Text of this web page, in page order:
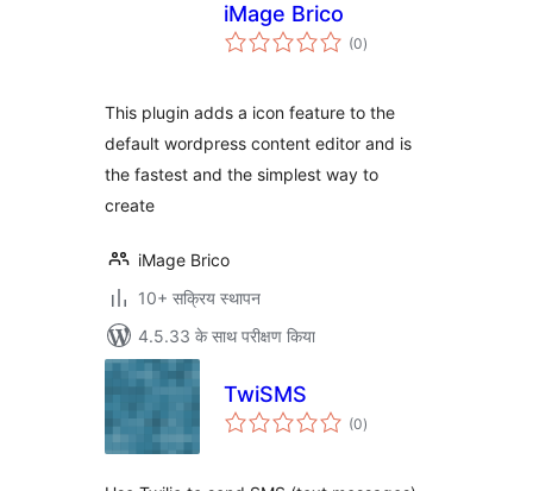
iMage Brico
(0कुल
दर)
This plugin adds a icon feature to the
default wordpress content editor and is
the fastest and the simplest way to
create
iMage Brico
10+ सक्रिय स्थापन
4.5.33 के साथ परीक्षण किया
TwiSMS
(0कुल
दर)